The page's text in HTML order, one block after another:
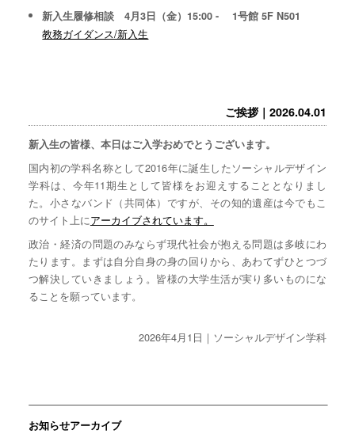
新入生履修相談 4月3日（金）15:00 - 1号館 5F N501
教務ガイダンス/新入生
ご挨拶｜2026.04.01
新入生の皆様、本日はご入学おめでとうございます。
国内初の学科名称として2016年に誕生したソーシャルデザイン
学科は、今年11期生として皆様をお迎えすることとなりまし
た。小さなバンド（共同体）ですが、その知的遺産は今でもこ
のサイト上にアーカイブされています。
政治・経済の問題のみならず現代社会が抱える問題は多岐にわ
たります。まずは自分自身の身の回りから、あわてずひとつづ
つ解決していきましょう。皆様の大学生活が実り多いものにな
ることを願っています。
2026年4月1日｜ソーシャルデザイン学科
お知らせアーカイブ